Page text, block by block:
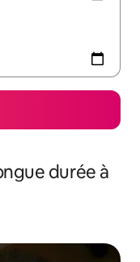
durée à